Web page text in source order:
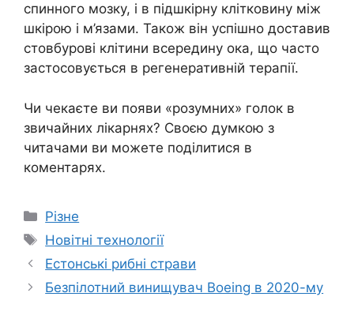
спинного мозку, і в підшкірну клітковину між
шкірою і м’язами. Також він успішно доставив
стовбурові клітини всередину ока, що часто
застосовується в регенеративній терапії.
Чи чекаєте ви появи «розумних» голок в
звичайних лікарнях? Своєю думкою з
читачами ви можете поділитися в
коментарях.
Категорії
Різне
Позначки
Новітні технології
Естонські рибні страви
Безпілотний винищувач Boeing в 2020-му